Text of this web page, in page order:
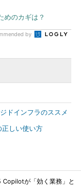
めのカギは？
by
ドインフラのススメ
しい使い方
が「効く業務」と